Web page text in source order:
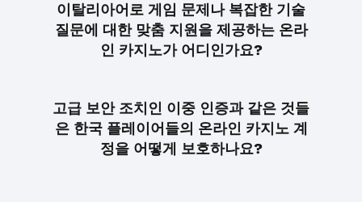
이탈리아어로 게임 문제나 복잡한 기술
질문에 대한 맞춤 지원을 제공하는 온라
인 카지노가 어디인가요?
고급 보안 조치인 이중 인증과 같은 것들
은 한국 플레이어들의 온라인 카지노 계
정을 어떻게 보호하나요?